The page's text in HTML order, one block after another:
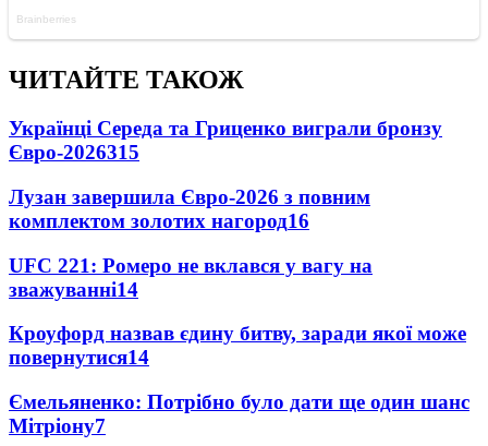
ЧИТАЙТЕ ТАКОЖ
Українці Середа та Гриценко виграли бронзу
Євро-2026315
Лузан завершила Євро-2026 з повним
комплектом золотих нагород16
UFC 221: Ромеро не вклався у вагу на
зважуванні14
Кроуфорд назвав єдину битву, заради якої може
повернутися14
Ємельяненко: Потрібно було дати ще один шанс
Мітріону7